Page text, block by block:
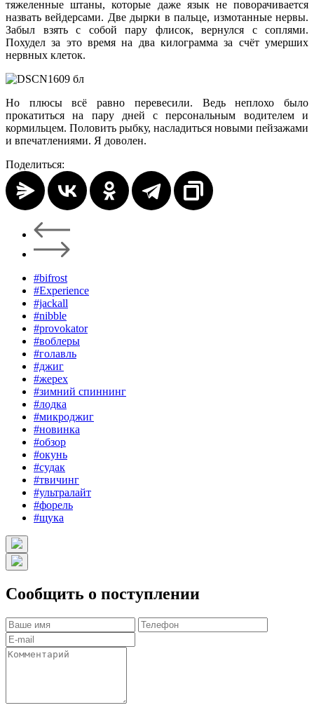
тяжеленные штаны, которые даже язык не поворачивается
назвать вейдерсами. Две дырки в пальце, измотанные нервы.
Забыл взять с собой пару флисок, вернулся с соплями.
Похудел за это время на два килограмма за счёт умерших
нервных клеток.
Но плюсы всё равно перевесили. Ведь неплохо было
прокатиться на пару дней с персональным водителем и
кормильцем. Половить рыбку, насладиться новыми пейзажами
и впечатлениями. Я доволен.
Поделиться:
#bifrost
#Experience
#jackall
#nibble
#provokator
#воблеры
#голавль
#джиг
#жерех
#зимний спиннинг
#лодка
#микроджиг
#новинка
#обзор
#окунь
#судак
#твичинг
#ультралайт
#форель
#щука
Сообщить о поступлении